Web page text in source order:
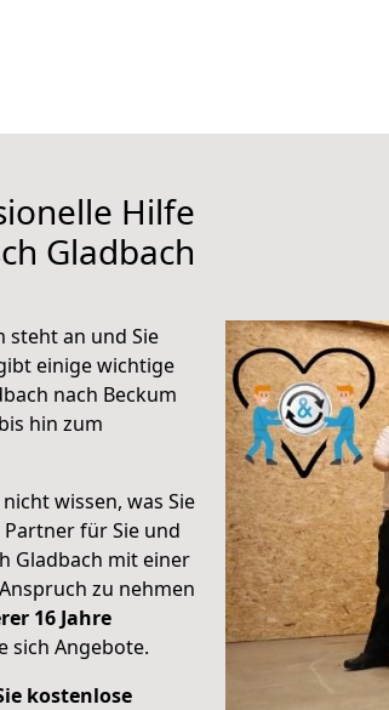
Hilfe
Gladbach
steht an und Sie
einige wichtige
nach Beckum
hin zum
wissen, was Sie
für Sie und
Gladbach mit einer
zu nehmen
16 Jahre
sich Angebote.
kostenlose